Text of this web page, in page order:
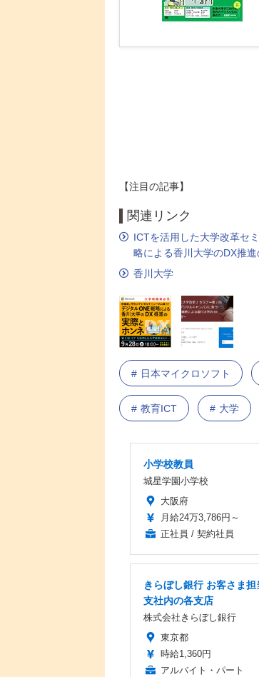
【注目の記事】
関連リンク
ICTを活用した大学改革セ
略による香川大学のDX推進
香川大学
日本マイクロソフト
教育ICT 大学
小学校教員
城星学園小学校
大阪府
月給24万3,786円～
正社員 / 契約社員
きらぼし銀行 お客さま
支社内の各支店
株式会社きらぼし銀行
東京都
時給1,360円
アルバイト・パート